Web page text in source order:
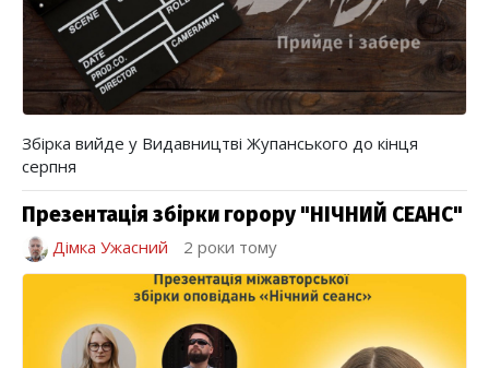
Збірка вийде у Видавництві Жупанського до кінця
серпня
Презентація збірки горору "НІЧНИЙ СЕАНС"
Дімка Ужасний 2 роки тому